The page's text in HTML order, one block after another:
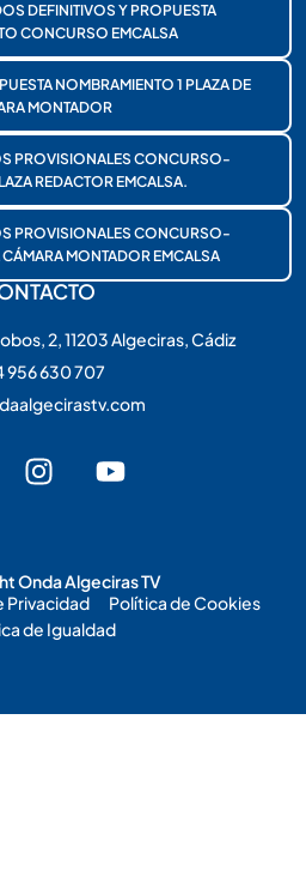
DEFINITIVOS Y PROPUESTA
CONCURSO EMCALSA
NOMBRAMIENTO 1 PLAZA DE
MONTADOR
PROVISIONALES CONCURSO-
REDACTOR EMCALSA.
PROVISIONALES CONCURSO-
MONTADOR EMCALSA
2, 11203 Algeciras, Cádiz
956 630 707
Onda Algeciras TV
Privacidad
Política de Cookies
de Igualdad